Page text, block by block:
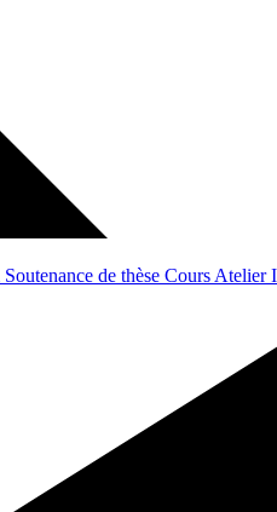
Soutenance de thèse Cours Atelier